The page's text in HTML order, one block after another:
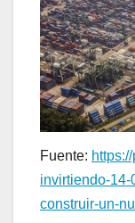
Fuente:
invirtiendo-
construir-un-